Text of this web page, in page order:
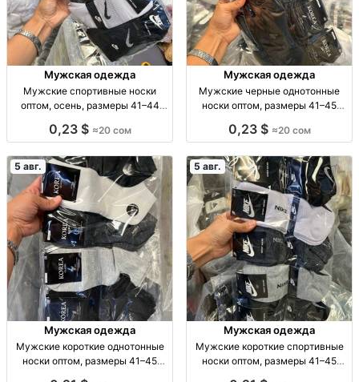
Мужская одежда
Мужские спортивные носки
оптом, осень, размеры 41–44
44, уп. 10 шт., опт.
0,23 $ ≈20 сом
Мужская одежда
Мужские черные однотонные
носки оптом, размеры 41–45
41–45, уп. 10 пар, опт.
0,23 $ ≈20 сом
5 авг.
Мужская одежда
Мужские короткие однотонные
носки оптом, размеры 41–45
5 авг.
Мужская одежда
Мужские короткие спортивные
носки оптом, размеры 41–45